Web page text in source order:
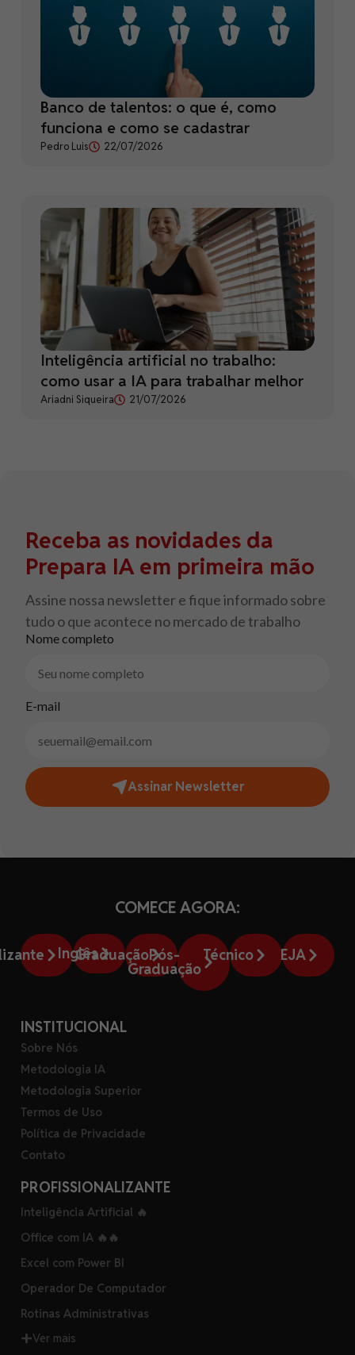
Banco de talentos: o que é, como
funciona e como se cadastrar
Pedro Luis 22/07/2026
Inteligência artificial no trabalho:
como usar a IA para trabalhar melhor
Ariadni Siqueira 21/07/2026
Receba as novidades da
Prepara IA em primeira mão
Assine nossa newsletter e fique informado sobre
tudo o que acontece no mercado de trabalho
Nome completo
E-mail
Assinar Newsletter
COMECE AGORA:
Inglês
GraduaçãoPós-
Graduação
Técnico EJA
INSTITUCIONAL
Sobre Nós
Metodologia IA
Metodologia Superior
Termos de Uso
Política de Privacidade
Contato
PROFISSIONALIZANTE
Inteligência Artificial 🔥
Office com IA 🔥🔥
Excel com Power BI
Operador De Computador
Rotinas Administrativas
Ver mais